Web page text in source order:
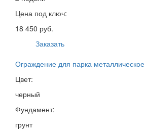
Цена под ключ:
18 450 руб.
Заказать
Ограждение для парка
Цвет:
черный
Фундамент:
грунт